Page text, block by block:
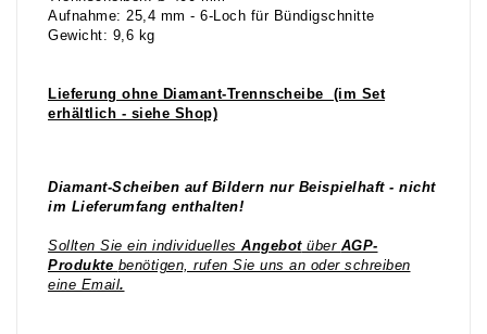
Aufnahme: 25,4 mm - 6-Loch für Bündigschnitte
Gewicht: 9,6 kg
Lieferung ohne Diamant-Trennscheibe (im Set
erhältlich - siehe Shop)
Diamant-Scheiben auf Bildern nur Beispielhaft - nicht
im Lieferumfang enthalten!
Sollten Sie ein individuelles Angebotüber AGP-
Produkte benötigen, rufen Sie uns an oder schreiben
eine Email.